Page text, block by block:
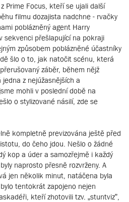
Prime Focus, kteří se ujali další
filmu dozajista nadchne - rvačky
poblázněný agent Harry
sekvenci přešlapující na pokraji
způsobem poblázněné účastníky
šlo o to, jak natočit scénu, která
záběr, během nějž
z nejúžasnějších a
mohli v poslední době na
o stylizované násilí, zde se
kompletně previzována ještě před
do čeho jdou. Nešlo o žádné
kop a úder a samozřejmě i každý
naprosto přesně rozvrženy. A
jen několik minut, natáčena byla
tentokrát zapojeno nejen
kteří zhotovili tzv. „stuntviz”,